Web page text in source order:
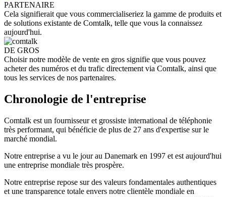
PARTENAIRE
Cela signifierait que vous commercialiseriez la gamme de produits et
de solutions existante de Comtalk, telle que vous la connaissez
aujourd'hui.
DE GROS
Choisir notre modèle de vente en gros signifie que vous pouvez
acheter des numéros et du trafic directement via Comtalk, ainsi que
tous les services de nos partenaires.
Chronologie de l'entreprise
Comtalk est un fournisseur et grossiste international de téléphonie
très performant, qui bénéficie de plus de 27 ans d'expertise sur le
marché mondial.
Notre entreprise a vu le jour au Danemark en 1997 et est aujourd'hui
une entreprise mondiale très prospère.
Notre entreprise repose sur des valeurs fondamentales authentiques
et une transparence totale envers notre clientèle mondiale en